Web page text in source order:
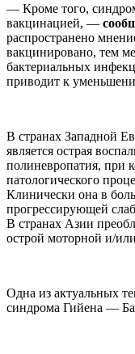
— Кроме того,
вакцинацией, —
распространено
вакцинировано, тем
бактериальных
приводит к
В странах Западной
является острая
полиневропатия, при
патологического
Клинически она в
прогрессирующей
В странах Азии
острой моторной и/
Одна из актуальных
синдрома Гийена —